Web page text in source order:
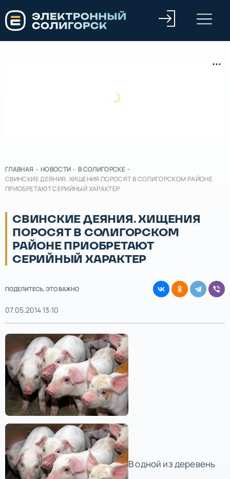
ГЛАВНАЯ - НОВОСТИ - В СОЛИГОРСКЕ -
СВИНСКИЕ ДЕЯНИЯ. ХИЩЕНИЯ ПОРОСЯТ В СОЛИГОРСКОМ РАЙОНЕ
ПРИОБРЕТАЮТ СЕРИЙНЫЙ ХАРАКТЕР
СВИНСКИЕ ДЕЯНИЯ. ХИЩЕНИЯ
ПОРОСЯТ В СОЛИГОРСКОМ
РАЙОНЕ ПРИОБРЕТАЮТ
СЕРИЙНЫЙ ХАРАКТЕР
ПОДЕЛИТЕСЬ, ЭТО ВАЖНО
07.05.2014 13:10
В одной из деревень